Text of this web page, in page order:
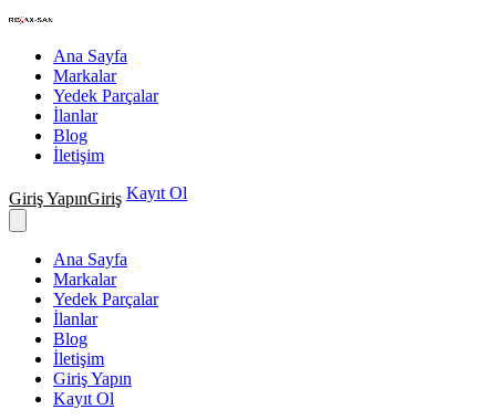
Nakış Makineleri Teknik Servisi
Ana Sayfa
Markalar
Yedek Parçalar
İlanlar
Blog
İletişim
Giriş YapınGiriş Kayıt Ol
Ana Sayfa
Markalar
Yedek Parçalar
İlanlar
Blog
İletişim
Giriş Yapın
Kayıt Ol